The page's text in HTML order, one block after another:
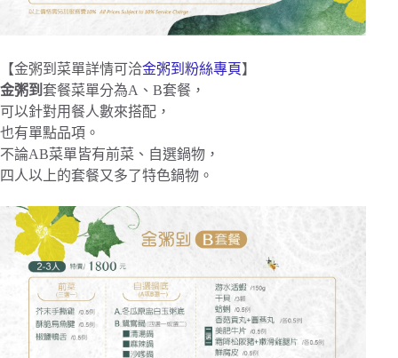
【金粥到菜單詳情可洽金粥到粉絲專頁】
金粥到 套餐菜單分為A、B套餐，
可以針對用餐人數來搭配，
也有單點品項。
不論AB菜單皆有前菜、自選鍋物，
四人以上的套餐又多了特色鍋物。